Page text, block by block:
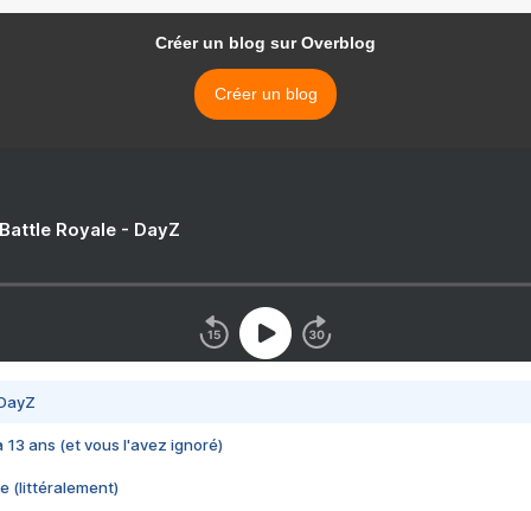
Créer un blog sur Overblog
Créer un blog
Royale - DayZ
13 ans (et vous l'avez ignoré)
(littéralement)